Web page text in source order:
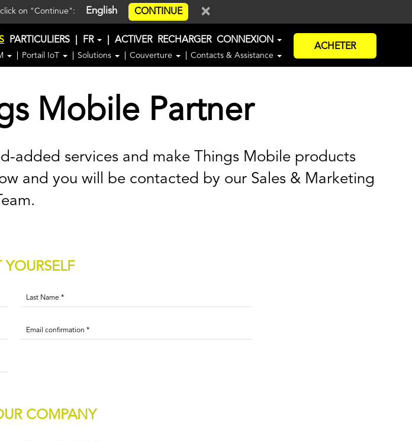
on "Continue": English CONTINUE ×
PARTICULIERS FR ACTIVER RECHARGER CONNEXION
Portail IoT Solutions Couverture Contacts & Assistance
ACHETER
Mobile Partner
added services and make Things Mobile products
and you will be contacted by our Sales & Marketing
Team.
COMPANY